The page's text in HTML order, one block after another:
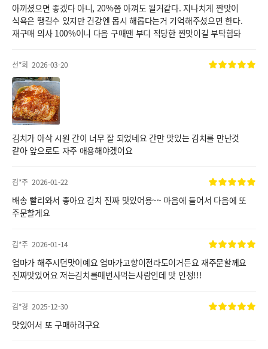
아끼셨으면 좋겠다 아니, 20%쯤 아껴도 될거같다. 지나치게 짠맛이
식욕은 땡길수 있지만 건강엔 몹시 해롭다는거 기억해주셨으면 한다.
재구매 의사 100%이니 다음 구매땐 부디 적당한 짠맛이길 부탁함돠
선*희 2026-03-20
김치가 아삭 시원 간이 너무 잘 되었네요 간만 맛있는 김치를 만난것
같아 앞으로도 자주 애용해야겠어요
김*주 2026-01-22
배송 빨리와서 좋아요 김치 진짜 맛있어용~~ 마음에 들어서 다음에 또
주문할게요
김*주 2026-01-14
엄마가 해주시던맛이예요 엄마가고향이전라도이거든요 재주문할께요
진짜맛있어요 저는김치를매번사먹는사람인데 맛 인정!!!
김*경 2025-12-30
맛있어서 또 구매하려구요